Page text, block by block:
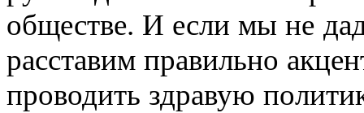
обществе. И если мы не
расставим правильно
проводить здравую